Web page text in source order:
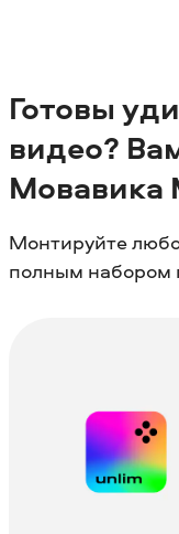
Готовы
видео?
Мовавика
Монтируйте
полным набором